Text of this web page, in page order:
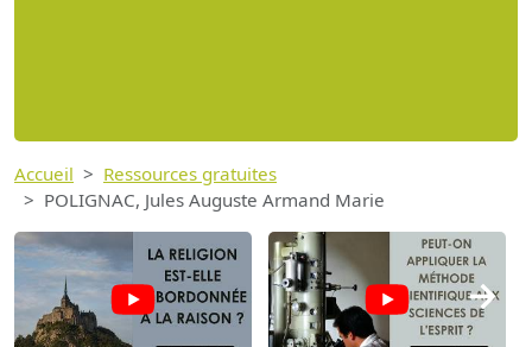
Accueil
Ressources gratuites
POLIGNAC, Jules Auguste Armand Marie
→